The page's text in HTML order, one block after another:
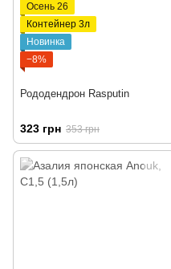
Осень 26
Контейнер 3л
Новинка
−8%
Рододендрон Rasputin
323 грн 353 грн